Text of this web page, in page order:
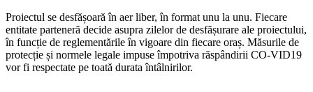
Proiectul se desfășoară în aer liber, în format unu la unu. Fiecare
entitate parteneră decide asupra zilelor de desfășurare ale proiectului,
în funcție de reglementările în vigoare din fiecare oraș. Măsurile de
protecție și normele legale impuse împotriva răspândirii CO-VID19
vor fi respectate pe toată durata întâlnirilor.